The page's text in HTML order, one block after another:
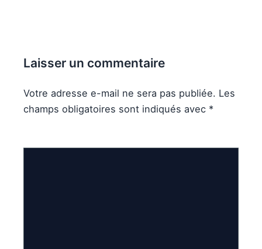
Laisser un commentaire
Votre adresse e-mail ne sera pas publiée. Les
champs obligatoires sont indiqués avec *